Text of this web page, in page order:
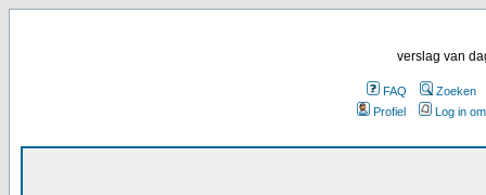
verslag van
FAQ
Zoeken
Profiel
Log in